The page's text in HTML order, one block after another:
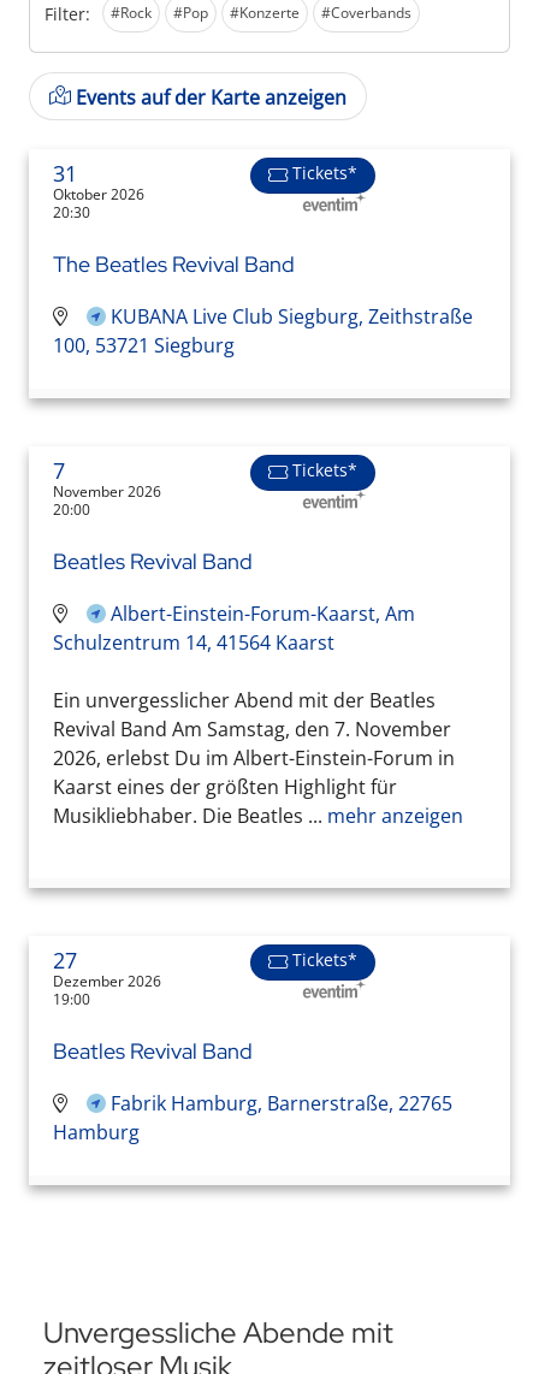
Filter: #Rock #Pop #Konzerte #Coverbands
Events auf der Karte anzeigen
31
Oktober 2026
20:30
Tickets*
The Beatles Revival Band
KUBANA Live Club Siegburg, Zeithstraße
100, 53721 Siegburg
7
November 2026
20:00
Tickets*
Beatles Revival Band
Albert-Einstein-Forum-Kaarst, Am
Schulzentrum 14, 41564 Kaarst
Ein unvergesslicher Abend mit der Beatles
Revival Band Am Samstag, den 7. November
2026, erlebst Du im Albert-Einstein-Forum in
Kaarst eines der größten Highlight für
Musikliebhaber. Die Beatles ... mehr anzeigen
27
Dezember 2026
19:00
Tickets*
Beatles Revival Band
Fabrik Hamburg, Barnerstraße, 22765
Hamburg
Unvergessliche Abende mit
zeitloser Musik